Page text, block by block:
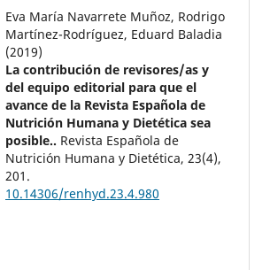
Eva María Navarrete Muñoz, Rodrigo
Martínez-Rodríguez, Eduard Baladia
(2019)
La contribución de revisores/as y
del equipo editorial para que el
avance de la Revista Española de
Nutrición Humana y Dietética sea
posible.. Revista Española de
Nutrición Humana y Dietética,23(4),
201.
10.14306/renhyd.23.4.980